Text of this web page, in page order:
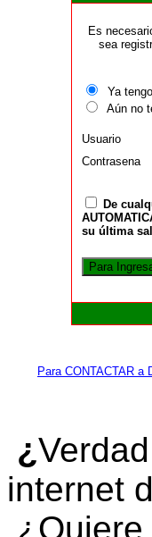
Es
sea
Ya
Aún no
Usuario
Contrasena
De
su última
Para CONTACTAR a
¿
internet